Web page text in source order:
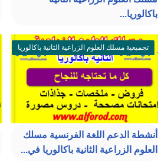
باكالوريا...
تجميعية مسلك العلوم الزراعية الثانية باكالوريا
أنشطة الدعم اللغة الفرنسية مسلك
العلوم الزراعية الثانية باكالوريا في...